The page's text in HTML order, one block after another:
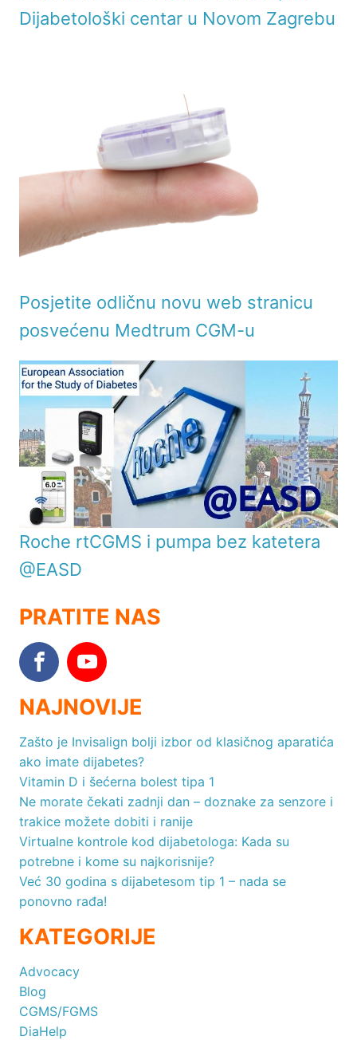
Dijabetološki centar u Novom Zagrebu
Posjetite odličnu novu web stranicu
posvećenu Medtrum CGM-u
Roche rtCGMS i pumpa bez katetera
@EASD
PRATITE NAS
NAJNOVIJE
Zašto je Invisalign bolji izbor od klasičnog aparatića
ako imate dijabetes?
Vitamin D i šećerna bolest tipa 1
Ne morate čekati zadnji dan – doznake za senzore i
trakice možete dobiti i ranije
Virtualne kontrole kod dijabetologa: Kada su
potrebne i kome su najkorisnije?
Već 30 godina s dijabetesom tip 1 – nada se
ponovno rađa!
KATEGORIJE
Advocacy
Blog
CGMS/FGMS
DiaHelp